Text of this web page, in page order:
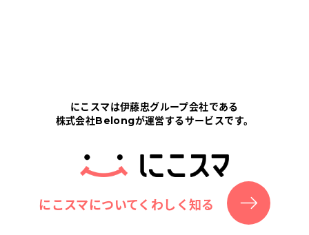
にこスマについて
サポートセンター
お客さまの声
にこスマは伊藤忠グループ会社である
株式会社Belongが運営するサービスです。
にこスマについてくわしく知る